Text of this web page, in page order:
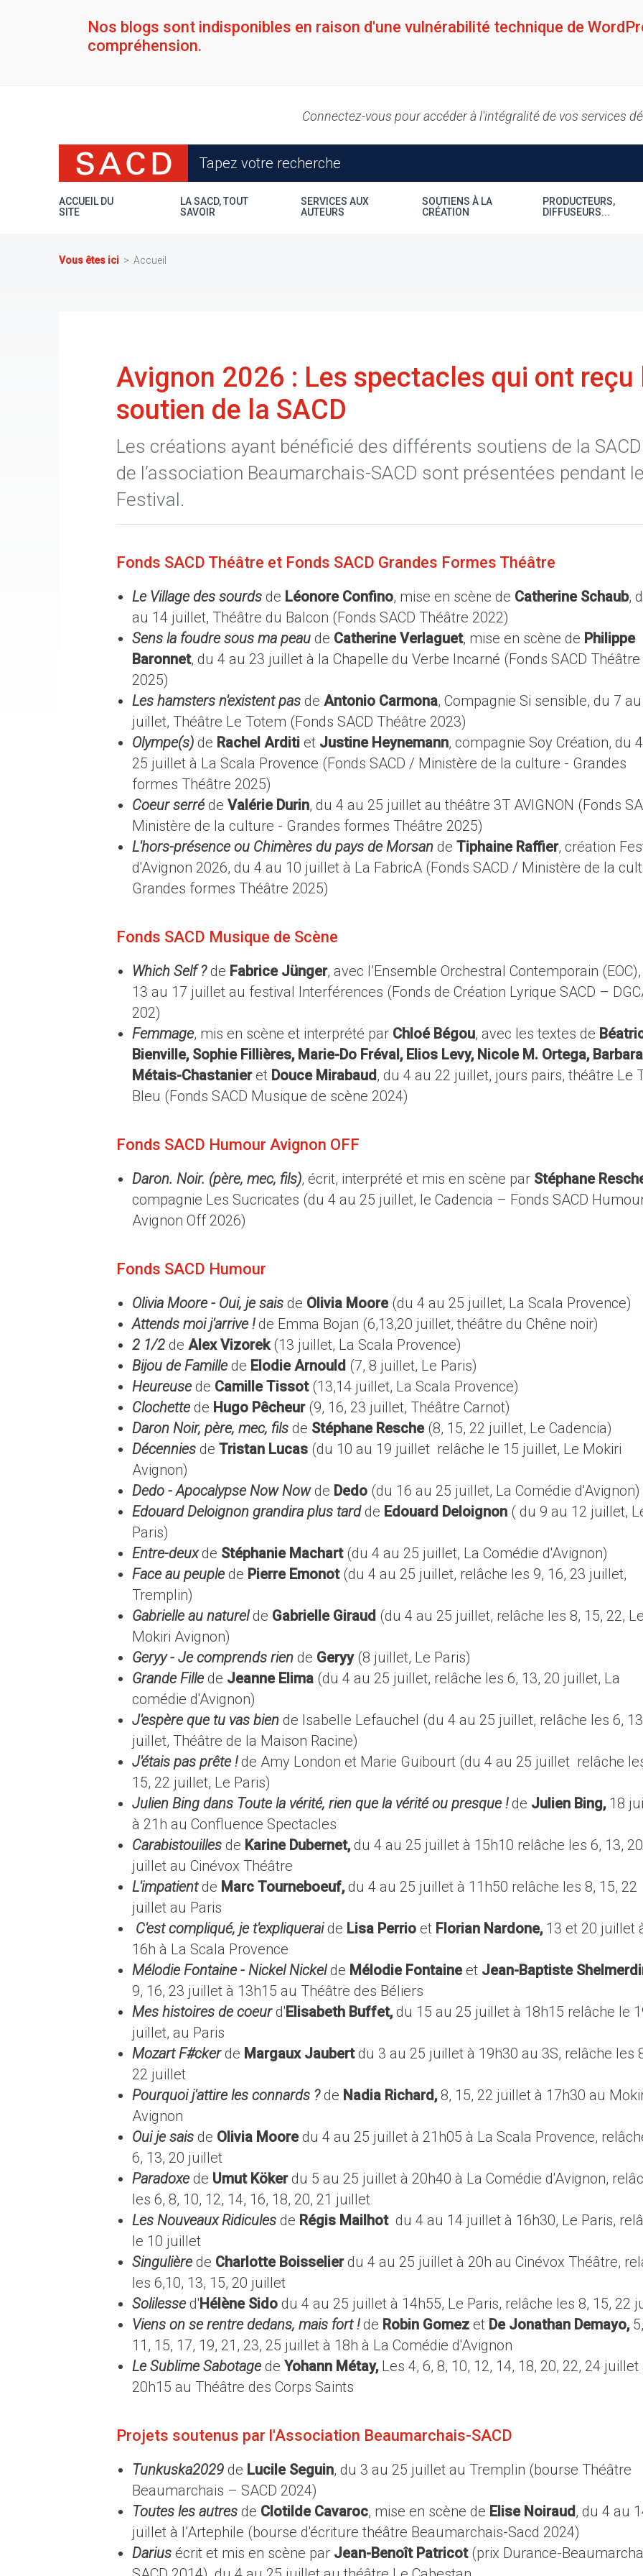
Nos blogs sont indisponibles en raison d'une vulnérabilité technique de
compréhension.
Connectez-vous pour accéder à l'intégralité de vos services
ACCUEIL DU
SITE
LA SACD, TOUT
SAVOIR
SERVICES AUX
AUTEURS
SOUTIENS À LA
CRÉATION
PRODUCTEURS,
DIFFUSEURS...
Vous êtes ici Accueil
Avignon 2026 : Les spectacles qui ont reçu
soutien de la SACD
Les créations ayant bénéficié des différents soutiens de la
de l’association Beaumarchais-SACD sont présentées pendant le
Festival.
Fonds SACD Théâtre et Fonds SACD Grandes Formes Théâtre
Le Village des sourds de Léonore Confino, mise en scène de Catherine Schaub,
au 14 juillet, Théâtre du Balcon (Fonds SACD Théâtre 2022)
Sens la foudre sous ma peau de Catherine Verlaguet, mise en scène de Philippe
Baronnet, du 4 au 23 juillet à la Chapelle du Verbe Incarné (Fonds SACD Théâtre
2025)
Les hamsters n'existent pas de Antonio Carmona, Compagnie Si sensible, du 7
juillet, Théâtre Le Totem (Fonds SACD Théâtre 2023)
Olympe(s) de Rachel Arditi et Justine Heynemann, compagnie Soy Création, du
25 juillet à La Scala Provence (Fonds SACD / Ministère de la culture - Grandes
formes Théâtre 2025)
Coeur serréde Valérie Durin, du 4 au 25 juillet au théâtre 3T AVIGNON (Fonds
Ministère de la culture - Grandes formes Théâtre 2025)
L'hors-présence ou Chimères du pays de Morsan de Tiphaine Raffier, création
d'Avignon 2026, du 4 au 10 juillet à La FabricA (Fonds SACD / Ministère de la
Grandes formes Théâtre 2025)
Fonds SACD Musique de Scène
Which Self ?de Fabrice Jünger, avec l’Ensemble Orchestral Contemporain
13 au 17 juillet au festival Interférences (Fonds de Création Lyrique SACD –
202)
Femmage, mis en scène et interprété par Chloé Bégou, avec les textes de
Bienville, Sophie Fillières, Marie-Do Fréval, Elios Levy, Nicole M. Ortega, Barbara
Métais-Chastanieret Douce Mirabaud, du 4 au 22 juillet, jours pairs, théâtre Le
Bleu (Fonds SACD Musique de scène 2024)
Fonds SACD Humour Avignon OFF
Daron. Noir. (père, mec, fils), écrit, interprété et mis en scène par Stéphane
compagnie Les Sucricates (du 4 au 25 juillet, le Cadencia – Fonds SACD
Avignon Off 2026)
Fonds SACD Humour
Olivia Moore - Oui, je sais de Olivia Moore(du 4 au 25 juillet, La Scala Provence)
Attends moi j'arrive !de Emma Bojan (6,13,20 juillet, théâtre du Chêne noir)
2 1/2 de Alex Vizorek(13 juillet, La Scala Provence)
Bijou de Famille de Elodie Arnould (7, 8 juillet, Le Paris)
Heureuse de Camille Tissot (13,14 juillet, La Scala Provence)
Clochette de Hugo Pêcheur(9, 16, 23 juillet, Théâtre Carnot)
Daron Noir, père, mec, fils de Stéphane Resche(8, 15, 22 juillet, Le Cadencia)
Décennies de Tristan Lucas (du 10 au 19 juillet relâche le 15 juillet, Le Mokiri
Avignon)
Dedo - Apocalypse Now Now de Dedo (du 16 au 25 juillet, La Comédie d'Avignon)
Edouard Deloignon grandira plus tardde Edouard Deloignon ( du 9 au 12 juillet,
Paris)
Entre-deuxde Stéphanie Machart(du 4 au 25 juillet, La Comédie d'Avignon)
Face au peuple de Pierre Emonot(du 4 au 25 juillet, relâche les 9, 16, 23 juillet,
Tremplin)
Gabrielle au naturelde Gabrielle Giraud (du 4 au 25 juillet, relâche les 8, 15, 22, Le
Mokiri Avignon)
Geryy - Je comprends rien de Geryy (8 juillet, Le Paris)
Grande Fille de Jeanne Elima (du 4 au 25 juillet, relâche les 6, 13, 20 juillet, La
comédie d'Avignon)
J'espère que tu vas bien de Isabelle Lefauchel (du 4 au 25 juillet, relâche les 6,
juillet, Théâtre de la Maison Racine)
J'étais pas prête !de Amy London et Marie Guibourt (du 4 au 25 juillet relâche
15, 22 juillet, Le Paris)
Julien Bing dans Toute la vérité, rien que la vérité ou presque !de Julien Bing, 18
à 21h au Confluence Spectacles
Carabistouilles de Karine Dubernet,du 4 au 25 juillet à 15h10 relâche les 6, 13, 20
juillet au Cinévox Théâtre
L'impatientde Marc Tourneboeuf,du 4 au 25 juillet à 11h50 relâche les 8, 15, 22
juillet au Paris
C'est compliqué, je t'expliqueraide Lisa Perrio et Florian Nardone, 13 et 20 juillet
16h à La Scala Provence
Mélodie Fontaine - Nickel Nickelde Mélodie Fontaineet Jean-Baptiste
9, 16, 23 juillet à 13h15 au Théâtre des Béliers
Mes histoires de coeurd'Elisabeth Buffet,du 15 au 25 juillet à 18h15 relâche le
juillet, au Paris
Mozart F#ckerde Margaux Jaubertdu 3 au 25 juillet à 19h30 au 3S, relâche les
22 juillet
Pourquoi j'attire les connards ?de Nadia Richard,8, 15, 22 juillet à 17h30 au
Avignon
Oui je sais de Olivia Mooredu 4 au 25 juillet à 21h05 à La Scala Provence,
6, 13, 20 juillet
Paradoxe de Umut Kökerdu 5 au 25 juillet à 20h40 à La Comédie d'Avignon,
les 6, 8, 10, 12, 14, 16, 18, 20, 21 juillet
Les Nouveaux Ridicules de Régis Mailhot du 4 au 14 juillet à 16h30, Le Paris,
le 10 juillet
Singulière de Charlotte Boisselierdu 4 au 25 juillet à 20h au Cinévox Théâtre,
les 6,10, 13, 15, 20 juillet
Solilesse d'Hélène Sido du 4 au 25 juillet à 14h55, Le Paris, relâche les 8, 15, 22
Viens on se rentre dedans, mais fort !de Robin Gomez et De Jonathan Demayo,
11, 15, 17, 19, 21, 23, 25 juillet à 18h à La Comédie d'Avignon
Le Sublime Sabotage de Yohann Métay, Les 4, 6, 8, 10, 12, 14, 18, 20, 22, 24 juillet
20h15 au Théâtre des Corps Saints
Projets soutenus par l'Association Beaumarchais-SACD
Tunkuska2029 de Lucile Seguin, du 3 au 25 juillet au Tremplin (bourse Théâtre
Beaumarchais – SACD 2024)
Toutes les autres de Clotilde Cavaroc, mise en scène de Elise Noiraud, du 4 au
juillet à l’Artephile (bourse d'écriture théâtre Beaumarchais-Sacd 2024)
Darius écrit et mis en scène par Jean-Benoît Patricot(prix Durance-